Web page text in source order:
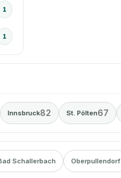
1
1
Innsbruck82 St. Pölten67
Schallerbach Oberpullendorf